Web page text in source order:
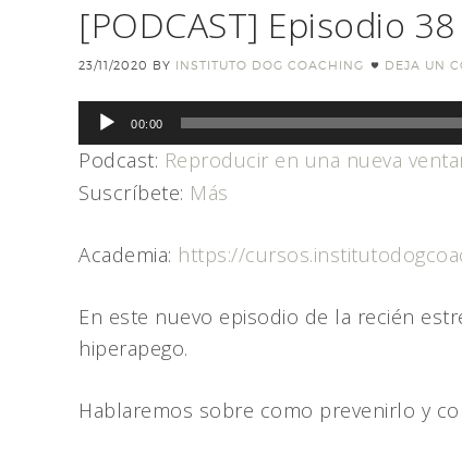
[PODCAST] Episodio
23/11/2020 BY INSTITUTO DOG COACHING DEJA UN
Reproductor
de
00:00
Podcast: Reproducir en una nueva
Suscríbete: Más
Academia: https://
En este nuevo episodio de la recién
hiperapego.
Hablaremos sobre como prevenirlo y